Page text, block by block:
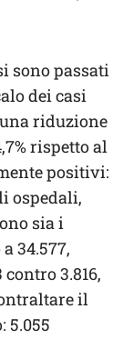
sono passati
dei casi
riduzione
rispetto al
positivi:
ospedali,
sia i
34.577,
3.816,
il
5.055